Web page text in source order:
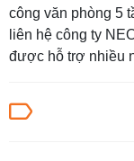
công văn phòng 5
liên hệ công ty
được hỗ trợ nhiều